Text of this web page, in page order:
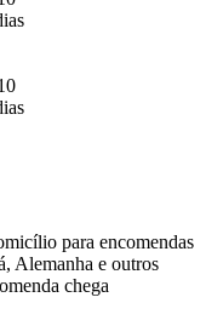
para encomendas
Alemanha e outros
chega